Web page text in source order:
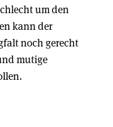
um den
kann der
noch gerecht
mutige